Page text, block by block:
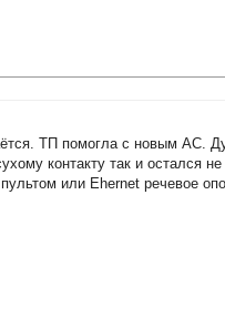
ТП помогла с новым АС.
контакту так и остался
или Ehernet речевое